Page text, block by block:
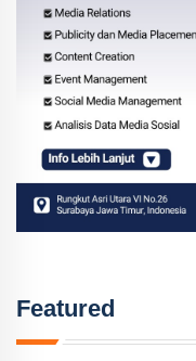
Featured